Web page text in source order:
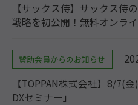
【サックス侍】サックス侍
戦略を初公開！無料オンラ
賛助会員からのお知らせ
【TOPPAN株式会社】8/7(
DXセミナー」